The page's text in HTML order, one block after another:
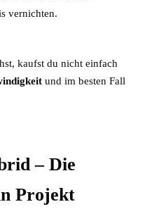
vernichten.
kaufst du nicht einfach
und im besten Fall
– Die
Projekt